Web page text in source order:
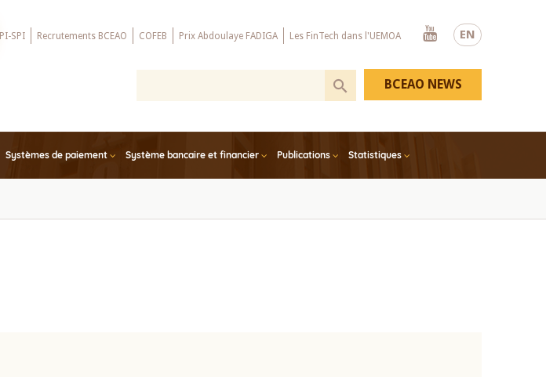
EN
PI-SPI Recrutements BCEAO COFEB Prix Abdoulaye FADIGA Les FinTech dans l'UEMOA
Youtube
Systèmes de paiement Système bancaire et financier Publications Statistiques
BCEAO NEWS